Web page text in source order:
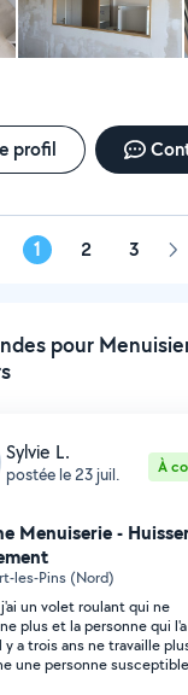
profil
1 2 3
pour
Sylvie L.
postée le 23 juil. À
Menuiserie -
les-Pins (Nord)
un volet roulant qui ne
plus et la personne qui l'a
a trois ans ne travaille
une personne